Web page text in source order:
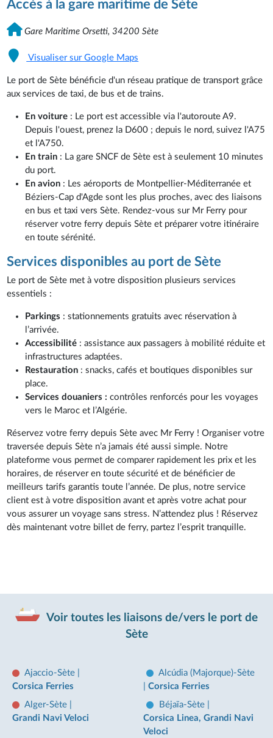
Accès à la gare maritime de Sète
Gare Maritime Orsetti, 34200 Sète
Visualiser sur Google Maps
Le port de Sète bénéficie d'un réseau pratique de transport grâce
aux services de taxi, de bus et de trains.
En voiture : Le port est accessible via l'autoroute A9.
Depuis l'ouest, prenez la D600 ; depuis le nord, suivez l'A75
et l'A750.
En train : La gare SNCF de Sète est à seulement 10 minutes
du port.
En avion : Les aéroports de Montpellier-Méditerranée et
Béziers-Cap d'Agde sont les plus proches, avec des liaisons
en bus et taxi vers Sète. Rendez-vous sur Mr Ferry pour
réserver votre ferry depuis Sète et préparer votre itinéraire
en toute sérénité.
Services disponibles au port de Sète
Le port de Sète met à votre disposition plusieurs services
essentiels :
Parkings : stationnements gratuits avec réservation à
l’arrivée.
Accessibilité : assistance aux passagers à mobilité réduite et
infrastructures adaptées.
Restauration : snacks, cafés et boutiques disponibles sur
place.
Services douaniers : contrôles renforcés pour les voyages
vers le Maroc et l’Algérie.
Réservez votre ferry depuis Sète avec Mr Ferry ! Organiser votre
traversée depuis Sète n’a jamais été aussi simple. Notre
plateforme vous permet de comparer rapidement les prix et les
horaires, de réserver en toute sécurité et de bénéficier de
meilleurs tarifs garantis toute l’année. De plus, notre service
client est à votre disposition avant et après votre achat pour
vous assurer un voyage sans stress. N’attendez plus ! Réservez
dès maintenant votre billet de ferry, partez l’esprit tranquille.
Voir toutes les liaisons de/vers le port de
Sète
Ajaccio-Sète
Corsica Ferries
Alcúdia (Majorque)-Sète
|Corsica Ferries
Alger-Sète
Grandi Navi Veloci
Béjaïa-Sète
Corsica Linea, Grandi Navi
Veloci